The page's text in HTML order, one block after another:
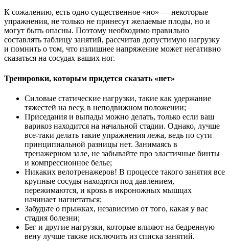
К сожалению, есть одно существенное «но» — некоторые
упражнения, не только не принесут желаемые плоды, но и
могут быть опасны. Поэтому необходимо правильно
составлять таблицу занятий, рассчитав допустимую нагрузку
и помнить о том, что излишнее напряжение может негативно
сказаться на сосудах ваших ног.
Тренировки, которым придется сказать «нет»
Силовые статические нагрузки, такие как удержание
тяжестей на весу, в неподвижном положении;
Приседания и выпады можно делать, только если ваш
варикоз находится на начальной стадии. Однако, лучше
все-таки делать такие упражнения лежа, ведь по сути
принципиальной разницы нет. Занимаясь в
тренажерном зале, не забывайте про эластичные бинты
и компрессионное белье;
Никаких велотренажеров! В процессе такого занятия все
крупные сосуды находятся под давлением,
пережимаются, и кровь в икроножных мышцах
начинает нагнетаться;
Забудьте о прыжках, независимо от того, какая у вас
стадия болезни;
Бег и другие нагрузки, которые влияют на бедренную
вену лучше также исключить из списка занятий.